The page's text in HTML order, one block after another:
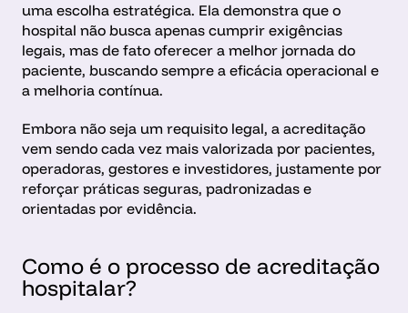
uma escolha estratégica. Ela demonstra que o
hospital não busca apenas cumprir exigências
legais, mas de fato oferecer a melhor jornada do
paciente, buscando sempre a eficácia operacional e
a melhoria contínua.
Embora não seja um requisito legal, a acreditação
vem sendo cada vez mais valorizada por pacientes,
operadoras, gestores e investidores, justamente por
reforçar práticas seguras, padronizadas e
orientadas por evidência.
Como é o processo de acreditação
hospitalar?